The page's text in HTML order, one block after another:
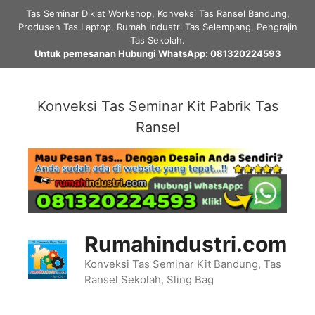
Tas Seminar Diklat Workshop, Konveksi Tas Ransel Bandung,
Produsen Tas Laptop, Rumah Industri Tas Selempang, Pengrajin
Tas Sekolah.
Untuk pemesanan Hubungi WhatsApp: 081320224593
Konveksi Tas Seminar Kit Pabrik Tas
Ransel
Rumahindustri.com
Konveksi Tas Seminar Kit Bandung, Tas
Ransel Sekolah, Sling Bag